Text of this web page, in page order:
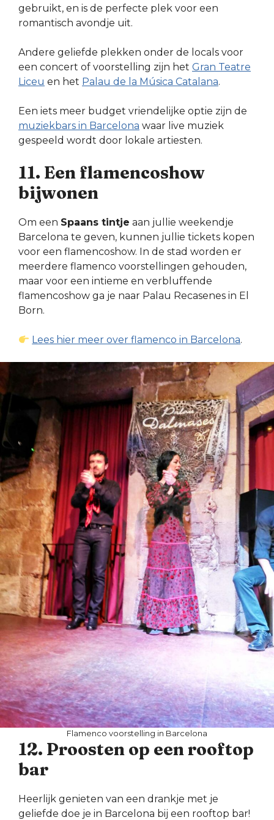
gebruikt, en is de perfecte plek voor een
romantisch avondje uit.
Andere geliefde plekken onder de locals voor
een concert of voorstelling zijn het Gran Teatre
Liceu en het Palau de la Música Catalana.
Een iets meer budget vriendelijke optie zijn de
muziekbars in Barcelona waar live muziek
gespeeld wordt door lokale artiesten.
11. Een flamencoshow
bijwonen
Om een Spaans tintje aan jullie weekendje
Barcelona te geven, kunnen jullie tickets kopen
voor een flamencoshow. In de stad worden er
meerdere flamenco voorstellingen gehouden,
maar voor een intieme en verbluffende
flamencoshow ga je naar Palau Recasenes in El
Born.
Lees hier meer over flamenco in Barcelona.
Flamenco voorstelling in Barcelona
12. Proosten op een rooftop
bar
Heerlijk genieten van een drankje met je
geliefde doe je in Barcelona bij een rooftop bar!